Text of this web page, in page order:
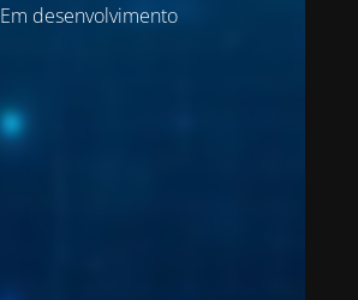
Em desenvolvimento